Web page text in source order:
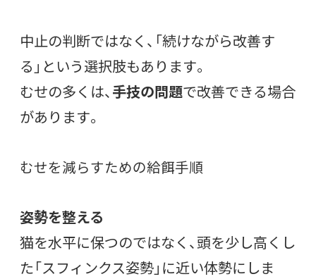
中止の判断ではなく、「続けながら改善す
る」という選択肢もあります。
むせの多くは、手技の問題で改善できる場合
があります。
むせを減らすための給餌手順
姿勢を整える
猫を水平に保つのではなく、頭を少し高くし
た「スフィンクス姿勢」に近い体勢にしま